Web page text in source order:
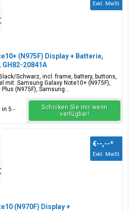
(N975F) Display + Batterie,
20841A
Schwarz, incl. frame, battery, buttons,
mit: Samsung Galaxy Note10+ (N975F),
(N975F), Samsung...
Exkl. MwSt.
in 5 -
Schicken Sie mir wenn
verfügbar!
(N970F) Display +
€--,--*
Exkl. MwSt.